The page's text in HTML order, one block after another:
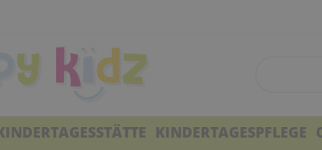
KINDERTAGESPFLEGE